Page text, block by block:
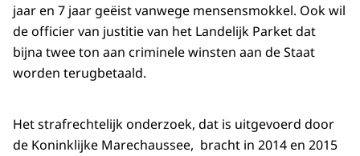
jaar en 7 jaar geëist vanwege mensensmokkel. Ook wil
de officier van justitie van het Landelijk Parket dat
bijna twee ton aan criminele winsten aan de Staat
worden terugbetaald.
Het strafrechtelijk onderzoek, dat is uitgevoerd door
de Koninklijke Marechaussee, bracht in 2014 en 2015